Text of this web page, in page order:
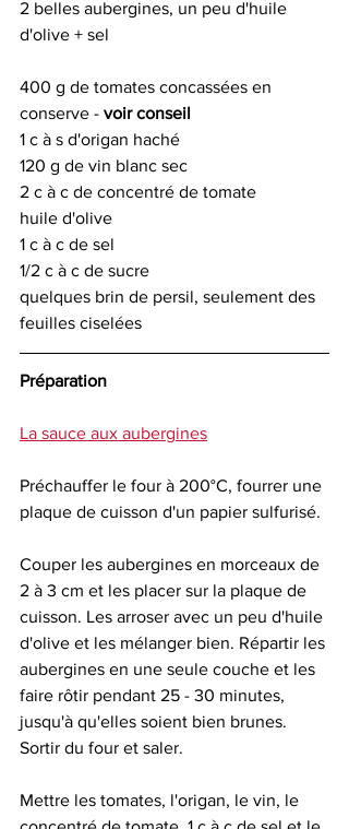
2 belles aubergines, un peu d'huile
d'olive + sel
400 g de tomates concassées en
conserve - voir conseil
1 c à s d'origan haché
120 g de vin blanc sec
2 c à c de concentré de tomate
huile d'olive
1 c à c de sel
1/2 c à c de sucre
quelques brin de persil, seulement des
feuilles ciselées
Préparation
La sauce aux aubergines
Préchauffer le four à 200°C, fourrer une
plaque de cuisson d'un papier sulfurisé.
Couper les aubergines en morceaux de
2 à 3 cm et les placer sur la plaque de
cuisson. Les arroser avec un peu d'huile
d'olive et les mélanger bien. Répartir les
aubergines en une seule couche et les
faire rôtir pendant 25 - 30 minutes,
jusqu'à qu'elles soient bien brunes.
Sortir du four et saler.
Mettre les tomates, l'origan, le vin, le